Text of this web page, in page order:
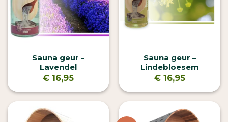
Sauna geur –
Lavendel
€ 16,95
Sauna geur –
Lindebloesem
€ 16,95